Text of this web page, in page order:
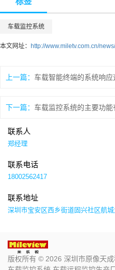
车载监控系统
本文网址： http://www.miletv.com.cn/
上一篇：
下一篇： 车载监控系统的主要功能
联系人
郑经理
联系电话
18002562417
联系地址
深圳市宝安区西乡街道固兴社区航
版权所有 © 2026 深圳市原像天